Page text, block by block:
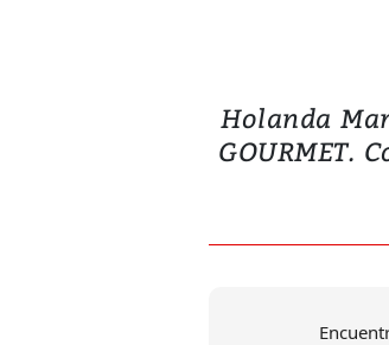
Holanda
GOURMET.